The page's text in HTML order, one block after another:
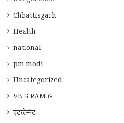
Chhattisgarh
Health
national
pm modi
Uncategorized
VB G RAM G
एंटरटेन्मेंट